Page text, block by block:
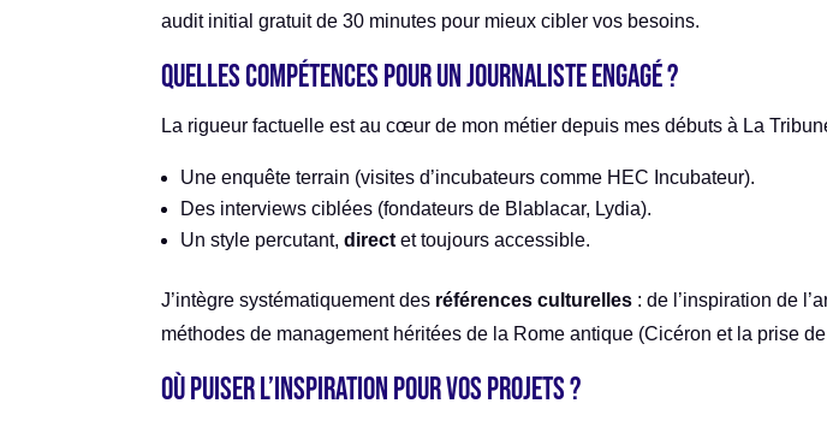
audit initial gratuit de 30 minutes pour mieux cibler vos besoins.
Quelles compétences pour un journaliste engagé ?
La rigueur factuelle est au cœur de mon métier depuis mes débuts à La
Une enquête terrain (visites d’incubateurs comme HEC Incubateur).
Des interviews ciblées (fondateurs de Blablacar, Lydia).
Un style percutant,direct et toujours accessible.
J’intègre systématiquement des références culturelles : de l’inspiration de
méthodes de management héritées de la Rome antique (Cicéron et la prise
Où puiser l’inspiration pour vos projets ?